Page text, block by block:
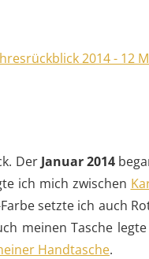
Der Januar 2014
ich mich zwischen
setzte ich auch
meinen Tasche
Handtasche.